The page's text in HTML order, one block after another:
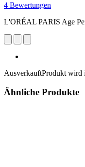
4 Bewertungen
L'ORÉAL PARIS Age
AusverkauftProdukt wird
Ähnliche Produkte